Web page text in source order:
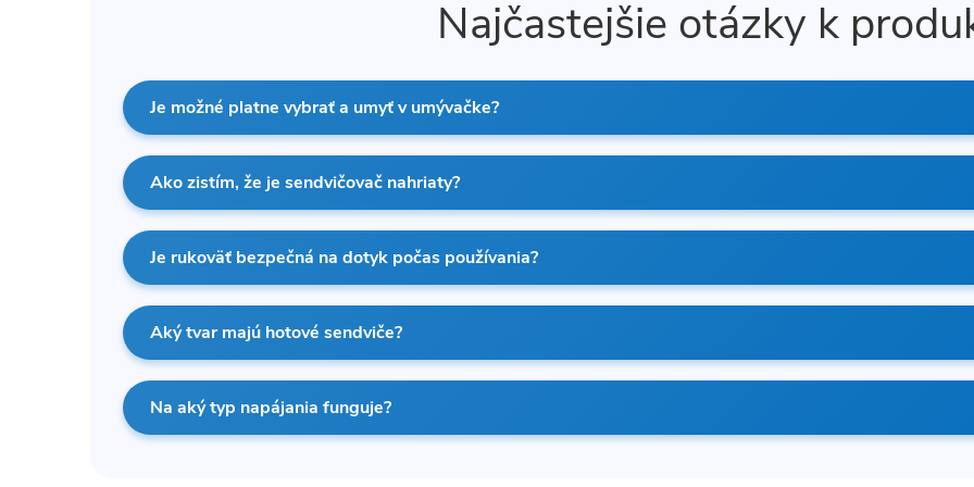
Najčastejšie otázky k
Je možné platne vybrať a umyť v umývačke?
Ako zistím, že je sendvičovač nahriaty?
Je rukoväť bezpečná na dotyk počas používania?
Aký tvar majú hotové sendviče?
Na aký typ napájania funguje?